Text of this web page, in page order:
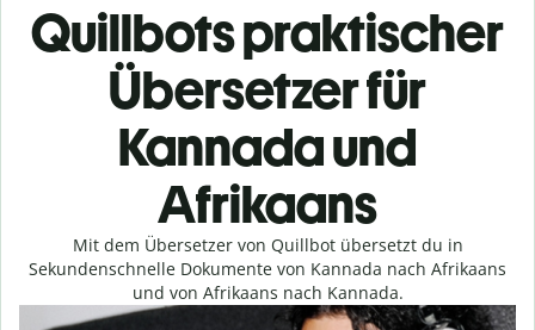
Quillbots praktischer
Übersetzer für
Kannada und
Afrikaans
Mit dem Übersetzer von Quillbot übersetzt du in
Sekundenschnelle Dokumente von Kannada nach Afrikaans
und von Afrikaans nach Kannada.